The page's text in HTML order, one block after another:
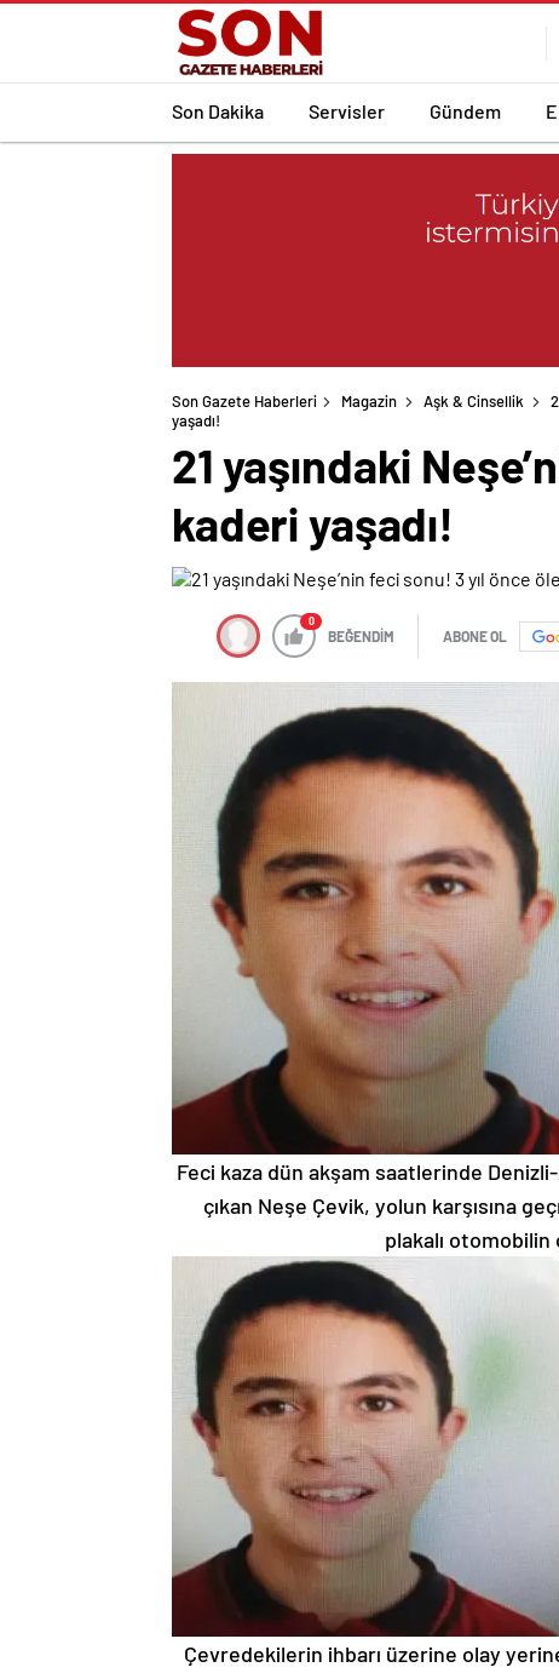
Son Dakika Servisler Gündem
Son Gazete Haberleri Magazin Aşk & Cinsellik
yaşadı!
21 yaşındaki
kaderi yaşadı!
0
BEĞENDİM ABONE OL
Feci kaza dün akşam saatlerinde
çıkan Neşe Çevik, yolun karşısına
plakalı otomobilin
Çevredekilerin ihbarı üzerine olay